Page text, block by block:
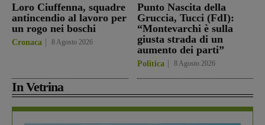
Loro Ciuffenna, squadre
antincendio al lavoro per
un rogo nei boschi
Cronaca 8 Agosto 2026
Punto Nascita della
Gruccia, Tucci (FdI):
“Montevarchi è sulla
giusta strada di un
aumento dei parti”
Politica 8 Agosto 2026
In Vetrina